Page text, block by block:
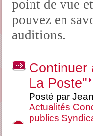
point de vue
pouvez en
auditions.
Continuer
La Poste"
Posté par
Actualités
publics